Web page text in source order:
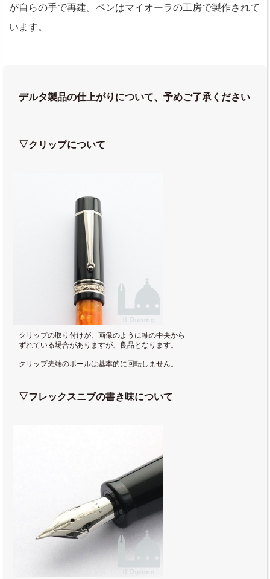
が自らの手で再建。ペンはマイオーラの工房で製作されて
います。
デルタ製品の仕上がりについて、予めご了承ください
▽クリップについて
クリップの取り付けが、画像のように軸の中央から
ずれている場合がありますが、良品となります。
クリップ先端のボールは基本的に回転しません。
▽フレックスニブの書き味について